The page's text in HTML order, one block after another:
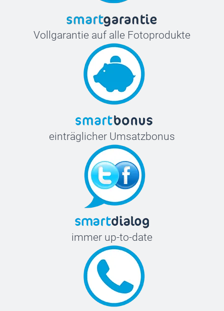
Vollgarantie auf alle Fotoprodukte
einträglicher Umsatzbonus
immer up-to-date